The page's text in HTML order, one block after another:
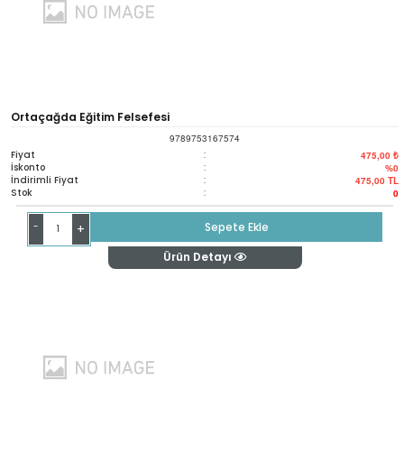
Ortaçağda Eğitim Felsefesi
9789753167574
Fiyat : 475,00 ₺
İskonto : %0
İndirimli Fiyat : 475,00 TL
Stok : 0
- +
Sepete Ekle
Ürün Detayı